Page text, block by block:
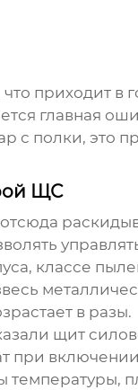
приходит
главная
с полки, это
ЩС
классе
в разы.
щит
при